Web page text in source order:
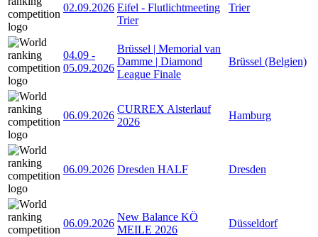
02.09.2026 Eifel - Flutlichtmeeting
Trier
Trier
04.09 -
05.09.2026
Brüssel | Memorial van
Damme | Diamond
League Finale
Brüssel (Belgien)
06.09.2026
CURREX Alsterlauf
2026
Hamburg
06.09.2026 Dresden HALF Dresden
06.09.2026
New Balance KÖ
MEILE 2026
Düsseldorf